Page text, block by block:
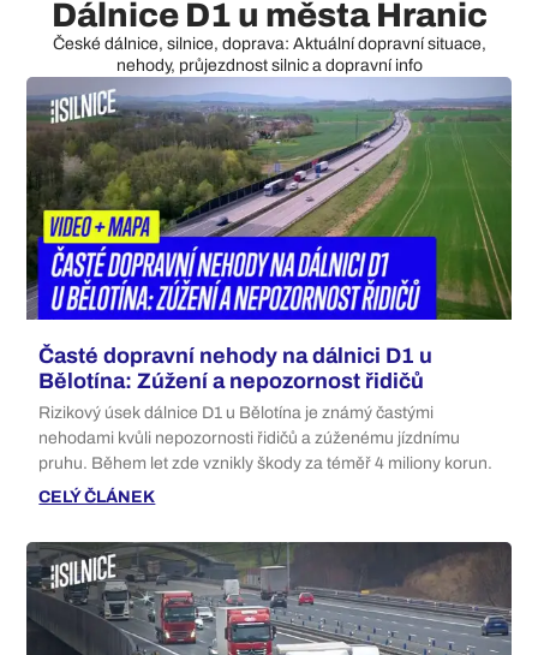
Dálnice D1 u města Hranic
České dálnice, silnice, doprava: Aktuální dopravní situace,
nehody, průjezdnost silnic a dopravní info
Časté dopravní nehody na dálnici D1 u
Bělotína: Zúžení a nepozornost řidičů
Rizikový úsek dálnice D1 u Bělotína je známý častými
nehodami kvůli nepozornosti řidičů a zúženému jízdnímu
pruhu. Během let zde vznikly škody za téměř 4 miliony korun.
CELÝ ČLÁNEK